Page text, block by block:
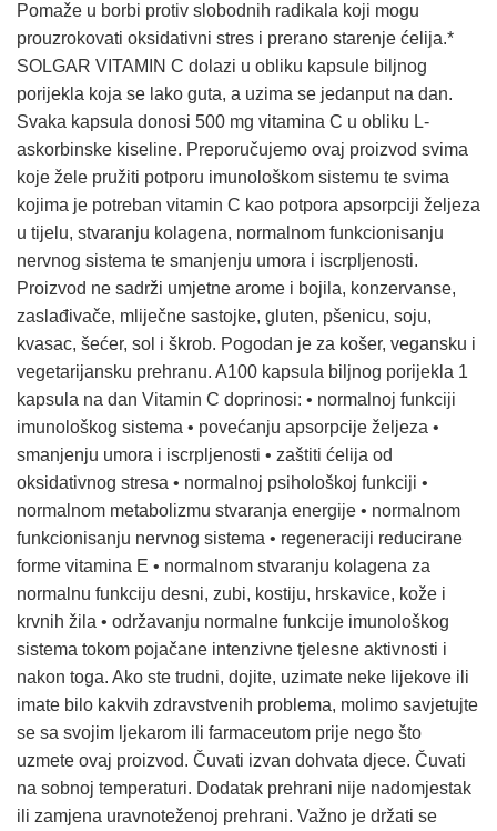
Pomaže u borbi protiv slobodnih radikala koji mogu
prouzrokovati oksidativni stres i prerano starenje ćelija.*
SOLGAR VITAMIN C dolazi u obliku kapsule biljnog
porijekla koja se lako guta, a uzima se jedanput na dan.
Svaka kapsula donosi 500 mg vitamina C u obliku L-
askorbinske kiseline. Preporučujemo ovaj proizvod svima
koje žele pružiti potporu imunološkom sistemu te svima
kojima je potreban vitamin C kao potpora apsorpciji željeza
u tijelu, stvaranju kolagena, normalnom funkcionisanju
nervnog sistema te smanjenju umora i iscrpljenosti.
Proizvod ne sadrži umjetne arome i bojila, konzervanse,
zaslađivače, mliječne sastojke, gluten, pšenicu, soju,
kvasac, šećer, sol i škrob. Pogodan je za košer, vegansku i
vegetarijansku prehranu. A100 kapsula biljnog porijekla 1
kapsula na dan Vitamin C doprinosi: • normalnoj funkciji
imunološkog sistema • povećanju apsorpcije željeza •
smanjenju umora i iscrpljenosti • zaštiti ćelija od
oksidativnog stresa • normalnoj psihološkoj funkciji •
normalnom metabolizmu stvaranja energije • normalnom
funkcionisanju nervnog sistema • regeneraciji reducirane
forme vitamina E • normalnom stvaranju kolagena za
normalnu funkciju desni, zubi, kostiju, hrskavice, kože i
krvnih žila • održavanju normalne funkcije imunološkog
sistema tokom pojačane intenzivne tjelesne aktivnosti i
nakon toga. Ako ste trudni, dojite, uzimate neke lijekove ili
imate bilo kakvih zdravstvenih problema, molimo savjetujte
se sa svojim ljekarom ili farmaceutom prije nego što
uzmete ovaj proizvod. Čuvati izvan dohvata djece. Čuvati
na sobnoj temperaturi. Dodatak prehrani nije nadomjestak
ili zamjena uravnoteženoj prehrani. Važno je držati se